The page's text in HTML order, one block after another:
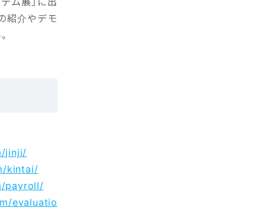
紹介やデモ
jinji/
kintai/
payroll/
evaluatio